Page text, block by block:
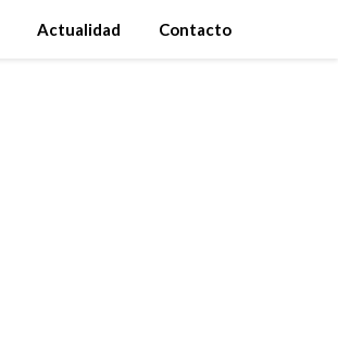
Actualidad Contacto